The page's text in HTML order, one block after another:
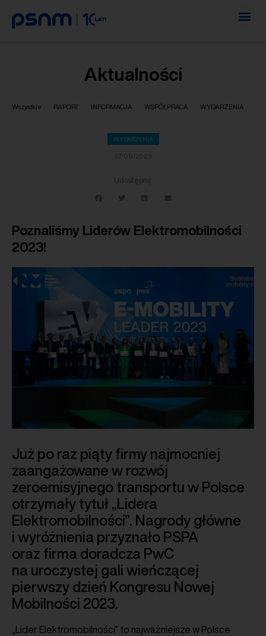
Aktualności
Wszystkie RAPORT INFORMACJA WSPÓŁPRACA WYDARZENIA
WYDARZENIA
27/09/2023
Udostępnij:
Poznaliśmy Liderów Elektromobilności
2023!
Już po raz piąty firmy najmocniej
zaangażowane w rozwój
zeroemisyjnego transportu w Polsce
otrzymały tytuł „Lidera
Elektromobilności”. Nagrody główne
i wyróżnienia przyznało PSPA
oraz firma doradcza PwC
na uroczystej gali wieńczącej
pierwszy dzień Kongresu Nowej
Mobilności 2023.
„Lider Elektromobilności” to najważniejsze w Polsce